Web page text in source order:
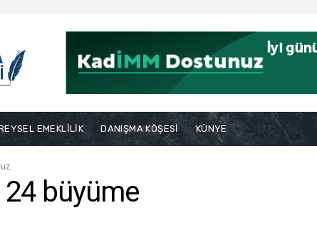
EMEKLİLİK DANIŞMA KÖŞESİ KÜNYE
24 büyüme